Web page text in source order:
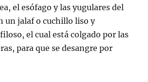
el esófago y las yugulares del
un jalaf o cuchillo liso y
el cual está colgado por las
para que se desangre por